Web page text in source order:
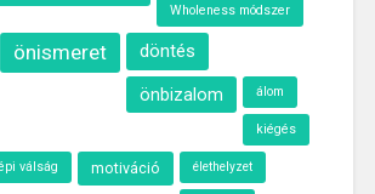
Wholeness módszer
önismeret
döntés
önbizalom
álom
kiégés
válság motiváció élethelyzet